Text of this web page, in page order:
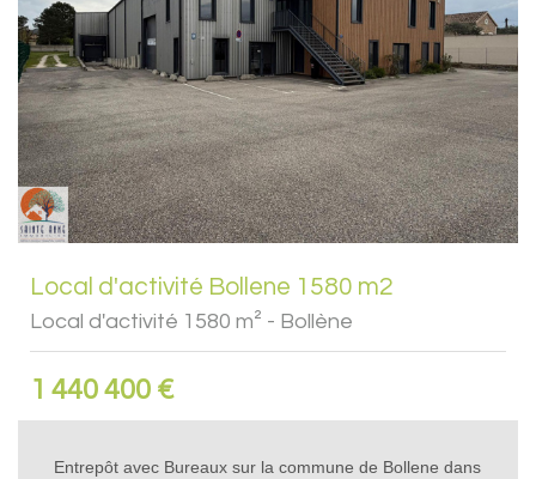
Local d'activité Bollene 1580 m2
Local d'activité 1580 m² - Bollène
1 440 400 €
Entrepôt avec Bureaux sur la commune de Bollene dans